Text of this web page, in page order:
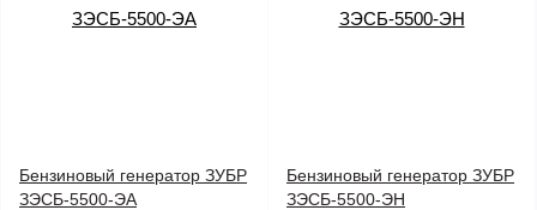
Бензиновый генератор ЗУБР
ЗЭСБ-5500-ЭА
Бензиновый генератор ЗУБР
ЗЭСБ-5500-ЭН